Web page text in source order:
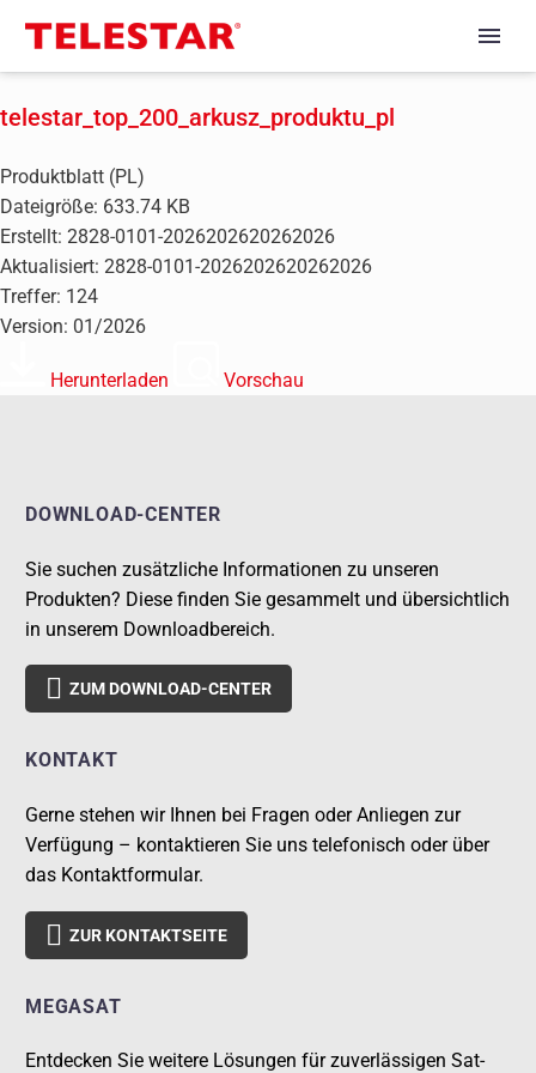
telestar_top_200_arkusz_produktu_pl
Produktblatt (PL)
Dateigröße: 633.74 KB
Erstellt: 2828-0101-2026202620262026
Aktualisiert: 2828-0101-2026202620262026
Treffer: 124
Version: 01/2026
Herunterladen Vorschau
DOWNLOAD-CENTER
Sie suchen zusätzliche Informationen zu unseren
Produkten? Diese finden Sie gesammelt und übersichtlich
in unserem Downloadbereich.
 ZUM DOWNLOAD-CENTER
KONTAKT
Gerne stehen wir Ihnen bei Fragen oder Anliegen zur
Verfügung – kontaktieren Sie uns telefonisch oder über
das Kontaktformular.
 ZUR KONTAKTSEITE
MEGASAT
Entdecken Sie weitere Lösungen für zuverlässigen Sat-